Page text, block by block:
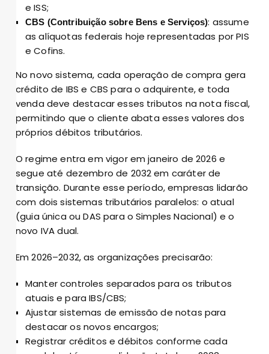
e ISS;
CBS (Contribuição sobre Bens e Serviços): assume
as alíquotas federais hoje representadas por PIS
e Cofins.
No novo sistema, cada operação de compra gera
crédito de IBS e CBS para o adquirente, e toda
venda deve destacar esses tributos na nota fiscal,
permitindo que o cliente abata esses valores dos
próprios débitos tributários.
O regime entra em vigor em janeiro de 2026 e
segue até dezembro de 2032 em caráter de
transição. Durante esse período, empresas lidarão
com dois sistemas tributários paralelos: o atual
(guia única ou DAS para o Simples Nacional) e o
novo IVA dual.
Em 2026–2032, as organizações precisarão:
Manter controles separados para os tributos
atuais e para IBS/CBS;
Ajustar sistemas de emissão de notas para
destacar os novos encargos;
Registrar créditos e débitos conforme cada